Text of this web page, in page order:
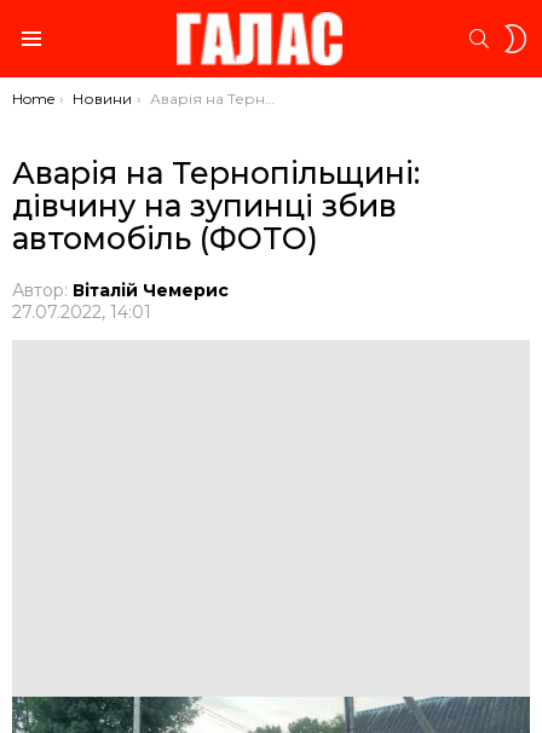
You are here:
Home Новини Аварія на Тернопільщині: дiвчину на зупинцi збив автомобіль (ФОТО)
Аварія на Тернопільщині:
дiвчину на зупинцi збив
автомобіль (ФОТО)
Автор: Віталій Чемерис
27.07.2022, 14:01